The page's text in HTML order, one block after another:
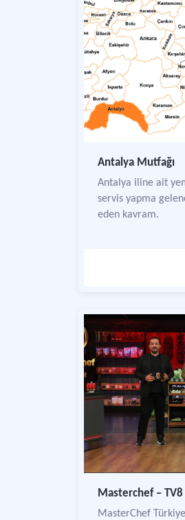
Antalya Mutfağı
Antalya iline ait
servis yapma
eden kavram.
Masterchef – TV8
MasterChef